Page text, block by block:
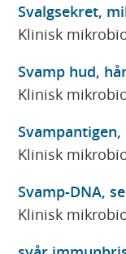
Svalgsekret,
Klinisk
Svamp hud,
Klinisk
Klinisk
Svamp-DNA,
Klinisk